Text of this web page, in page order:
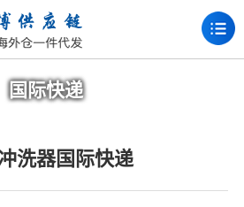
国际快递
洗器国际快递